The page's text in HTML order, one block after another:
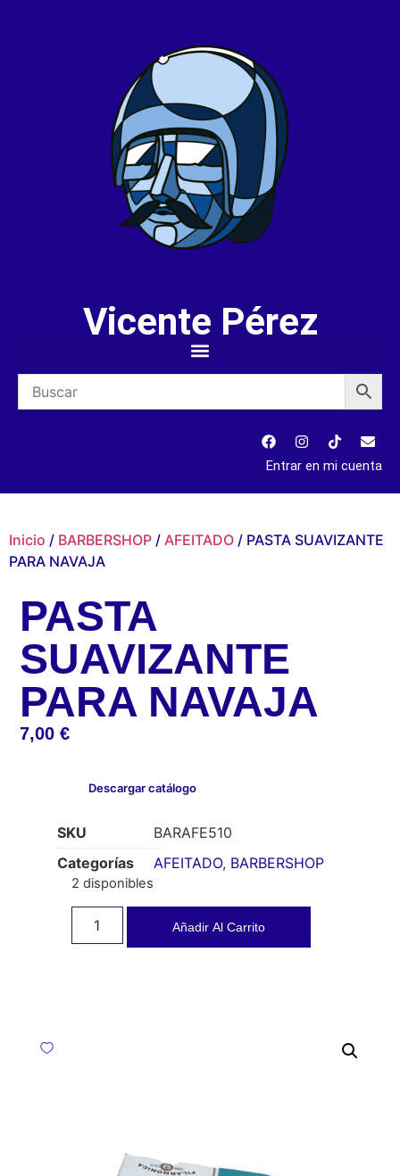
Vicente Pérez
Entrar en mi cuenta
Inicio / BARBERSHOP / AFEITADO / PASTA SUAVIZANTE
PARA NAVAJA
PASTA
SUAVIZANTE
PARA NAVAJA
7,00€
Descargar catálogo
SKU
BARAFE510
Categorías
AFEITADO, BARBERSHOP
2 disponibles
Añadir Al Carrito